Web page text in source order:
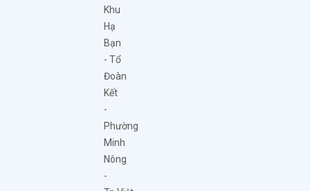
Khu
Hạ
Bạn
- Tổ
Đoàn
Kết
-
Phường
Minh
Nông
-